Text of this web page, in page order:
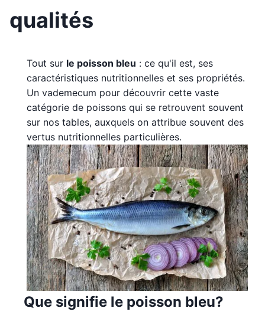
qualités
Tout sur le poisson bleu : ce qu'il est, ses
caractéristiques nutritionnelles et ses propriétés.
Un vademecum pour découvrir cette vaste
catégorie de poissons qui se retrouvent souvent
sur nos tables, auxquels on attribue souvent des
vertus nutritionnelles particulières.
Que signifie le poisson bleu?